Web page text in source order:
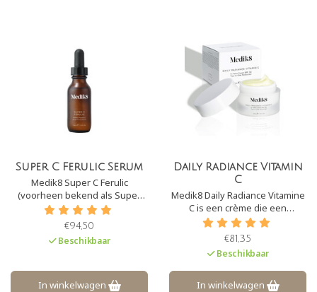
Super C Ferulic Serum
Medik8 Super C Ferulic
(voorheen bekend als Super
C30 Intense) is een zeer
krachtig vitamine C serum. Het
serum bevat 30% ethylated
ascorbinezuur, dit is een zeer
Tevens is de formule versterkt
met ferulinezuur.
€94,50
Beschikbaar
In winkelwagen
Daily Radiance Vitamin
C
Medik8 Daily Radiance Vitamine
C is een crème die een
krachtige
antioxidantbescherming
combineert met een hoge
sterkte breed spectrum SPF30.
De crème herstelt en hydrateert
de huid diep.
€81,35
Beschikbaar
In winkelwagen